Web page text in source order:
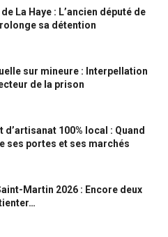
La Haye : L’ancien député de
sa détention
sur mineure : Interpellation
de la prison
d’artisanat 100% local : Quand
ses portes et ses marchés
Martin 2026 : Encore deux